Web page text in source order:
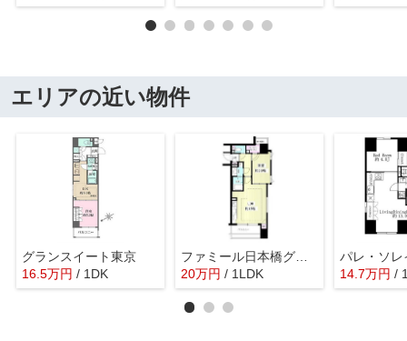
エリアの近い物件
グランスイート東京
16.5万円 / 1DK
ファミール日本橋グランスイートプラザ
20万円 / 1LDK 14.7万円 /